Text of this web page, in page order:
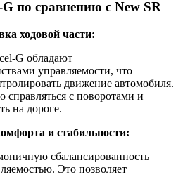
по сравнению с New SR
ходовой части:
G обладают
управляемости, что
движение автомобиля.
с поворотами и
на дороге.
и стабильности:
сбалансированность
Это позволяет